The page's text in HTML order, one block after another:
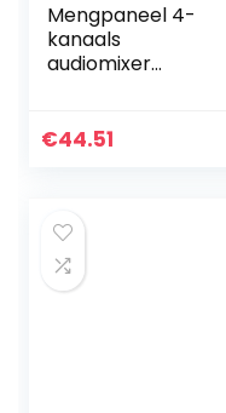
Mengpaneel 4-
kanaals
audiomixer
ingebouwde
€44.51